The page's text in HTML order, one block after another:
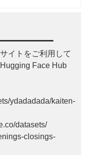
イトをご利用して
Face Hub
ydadadada/kaiten-
datasets/
closings-